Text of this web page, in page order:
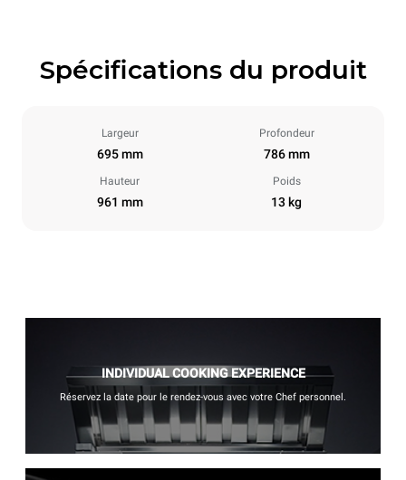
Spécifications du produit
Largeur
695 mm
Profondeur
786 mm
Hauteur
961 mm
Poids
13 kg
INDIVIDUAL COOKING EXPERIENCE
Réservez la date pour le rendez-vous avec votre Chef personnel.